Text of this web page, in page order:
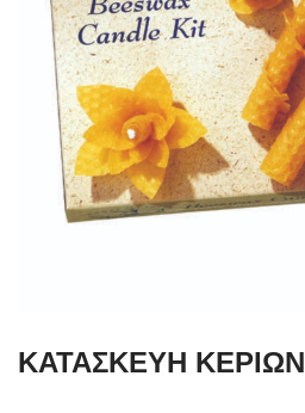
ΚΑΤΑΣΚΕΥΗ ΚΕΡΙΩΝ